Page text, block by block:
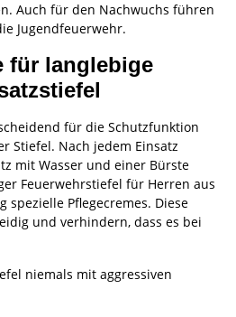
Auch für den Nachwuchs führen
Jugendfeuerwehr.
für langlebige
für die Schutzfunktion
Stiefel. Nach jedem Einsatz
mit Wasser und einer Bürste
Feuerwehrstiefel für Herren aus
spezielle Pflegecremes. Diese
und verhindern, dass es bei
niemals mit aggressiven